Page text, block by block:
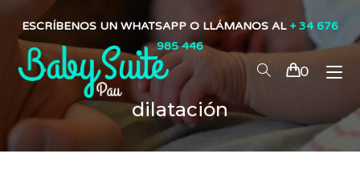
ESCRÍBENOS UN WHATSAPP O LLÁMANOS AL + 34 676
985 446
0
dilatación